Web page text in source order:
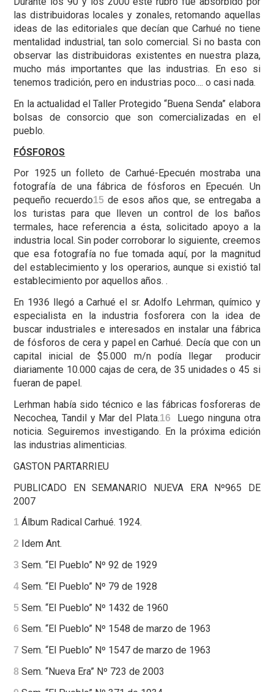
las distribuidoras locales y zonales, retomando aquellas
ideas de las editoriales que decían que Carhué no tiene
mentalidad industrial, tan solo comercial. Si no basta con
observar las distribuidoras existentes en nuestra plaza,
mucho más importantes que las industrias. En eso si
tenemos tradición, pero en industrias poco.... o casi nada.
En la actualidad el Taller Protegido “Buena Senda” elabora
bolsas de consorcio que son comercializadas en el
pueblo.
FÓSFOROS
Por 1925 un folleto de Carhué-Epecuén mostraba una
fotografía de una fábrica de fósforos en Epecuén. Un
pequeño recuerdo15de esos años que, se entregaba a
los turistas para que lleven un control de los baños
termales, hace referencia a ésta, solicitado apoyo a la
industria local. Sin poder corroborar lo siguiente, creemos
que esa fotografía no fue tomada aquí, por la magnitud
del establecimiento y los operarios, aunque si existió tal
establecimiento por aquellos años. .
En 1936 llegó a Carhué el sr. Adolfo Lehrman, químico y
especialista en la industria fosforera con la idea de
buscar industriales e interesados en instalar una fábrica
de fósforos de cera y papel en Carhué. Decía que con un
capital inicial de $5.000 m/n podía llegar producir
diariamente 10.000 cajas de cera, de 35 unidades o 45 si
fueran de papel.
Lerhman había sido técnico e las fábricas fosforeras de
Necochea, Tandil y Mar del Plata.16
Luego ninguna otra
noticia. Seguiremos investigando. En la próxima edición
las industrias alimenticias.
GASTON PARTARRIEU
PUBLICADO EN SEMANARIO NUEVA ERA Nº965 DE
2007
1 Álbum Radical Carhué. 1924.
2 Idem Ant.
3 Sem. “El Pueblo” Nº 92 de 1929
4 Sem. “El Pueblo” Nº 79 de 1928
5 Sem. “El Pueblo” Nº 1432 de 1960
6 Sem. “El Pueblo” Nº 1548 de marzo de 1963
7 Sem. “El Pueblo” Nº 1547 de marzo de 1963
8 Sem. “Nueva Era” Nº 723 de 2003